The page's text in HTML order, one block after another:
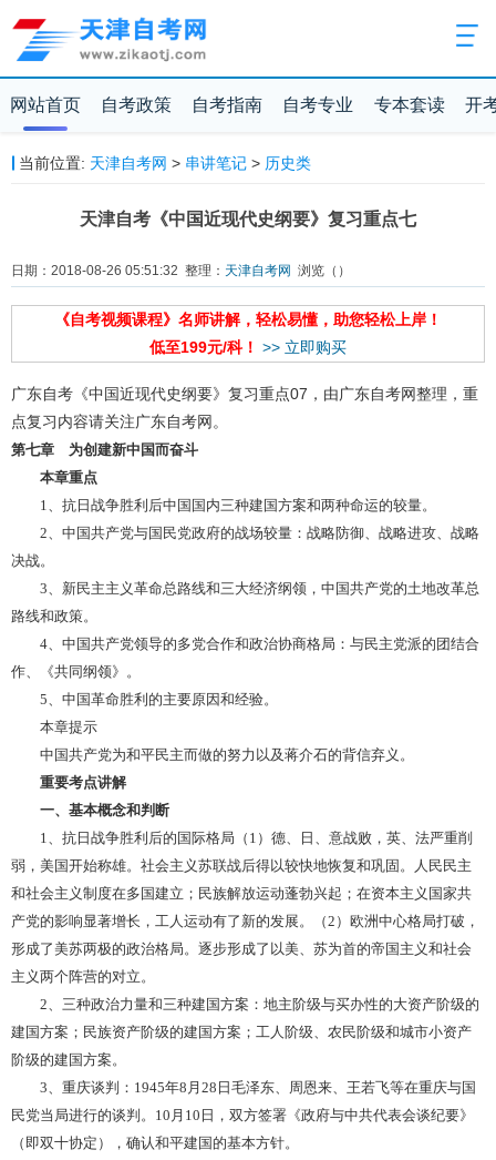
网站首页 自考政策 自考指南 自考专业 专本套读 开
当前位置: 天津自考网 > 串讲笔记> 历史类
天津自考《中国近现代史纲要》复习重点七
日期：2018-08-26 05:51:32 整理： 天津自考网 浏览（ ）
《自考视频课程》名师讲解，轻松易懂，助您轻松上岸！
低至199元/科！ >> 立即购买
广东自考《中国近现代史纲要》复习重点07，由广东自考网整理，重
点复习内容请关注广东自考网。
第七章 为创建新中国而奋斗
本章重点
1、抗日战争胜利后中国国内三种建国方案和两种命运的较量。
2、中国共产党与国民党政府的战场较量：战略防御、战略进攻、战略
决战。
3、新民主主义革命总路线和三大经济纲领，中国共产党的土地改革总
路线和政策。
4、中国共产党领导的多党合作和政治协商格局：与民主党派的团结合
作、《共同纲领》。
5、中国革命胜利的主要原因和经验。
本章提示
中国共产党为和平民主而做的努力以及蒋介石的背信弃义。
重要考点讲解
一、基本概念和判断
1、抗日战争胜利后的国际格局（1）德、日、意战败，英、法严重削
弱，美国开始称雄。社会主义苏联战后得以较快地恢复和巩固。人民民主
和社会主义制度在多国建立；民族解放运动蓬勃兴起；在资本主义国家共
产党的影响显著增长，工人运动有了新的发展。（2）欧洲中心格局打破，
形成了美苏两极的政治格局。逐步形成了以美、苏为首的帝国主义和社会
主义两个阵营的对立。
2、三种政治力量和三种建国方案：地主阶级与买办性的大资产阶级的
建国方案；民族资产阶级的建国方案；工人阶级、农民阶级和城市小资产
阶级的建国方案。
3、重庆谈判：1945年8月28日毛泽东、周恩来、王若飞等在重庆与国
民党当局进行的谈判。10月10日，双方签署《政府与中共代表会谈纪要》
（即双十协定），确认和平建国的基本方针。